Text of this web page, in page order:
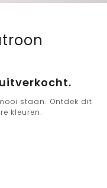
staan. Ontdek dit
kleuren.